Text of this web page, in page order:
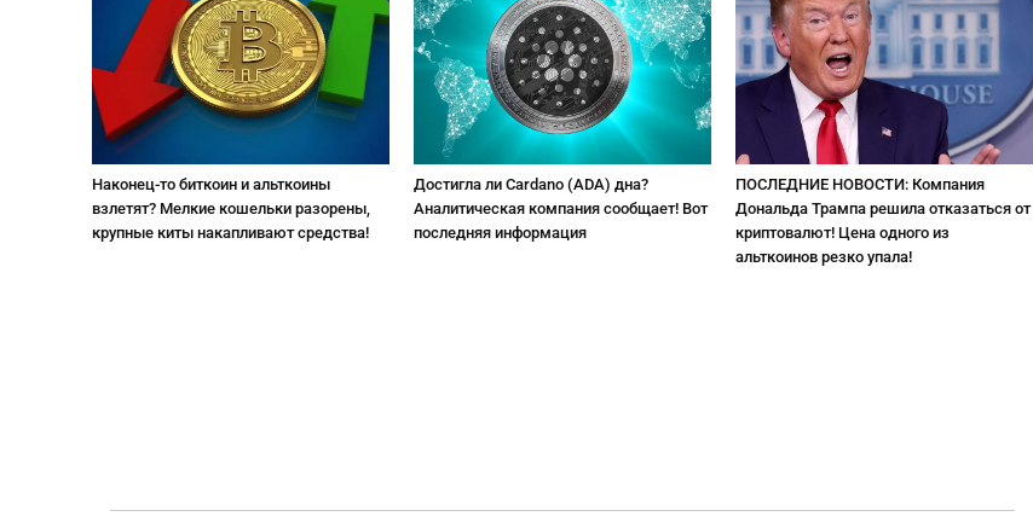
Наконец-то биткоин и альткоины
взлетят? Мелкие кошельки разорены,
крупные киты накапливают средства!
Достигла ли Cardano (ADA) дна?
Аналитическая компания сообщает! Вот
последняя информация
ПОСЛЕДНИЕ НОВОСТИ: Компания
Дональда Трампа решила отказаться от
криптовалют! Цена одного из
альткоинов резко упала!